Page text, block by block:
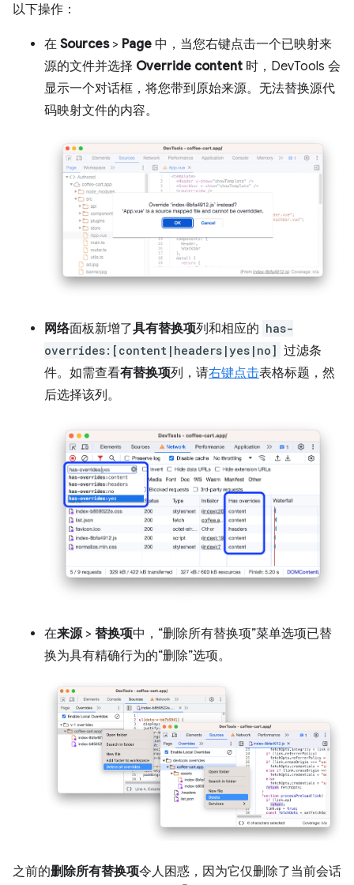
以下操作：
在 Sources> Page 中，当您右键点击一个已映射来
源的文件并选择 Override content 时，DevTools 会
显示一个对话框，将您带到原始来源。无法替换源代
码映射文件的内容。
网络面板新增了具有替换项列和相应的 has-
overrides:[content|headers|yes|no] 过滤条
件。如需查看有替换项列，请右键点击表格标题，然
后选择该列。
在来源> 替换项中，“删除所有替换项”菜单选项已替
换为具有精确行为的“删除”选项。
之前的删除所有替换项令人困惑，因为它仅删除了当前会话